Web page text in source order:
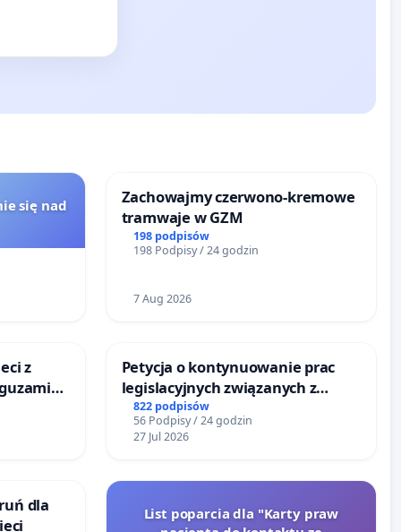
się nad
Zachowajmy czerwono-kremowe
tramwaje w GZM
198 podpisów
198 Podpisy / 24 godzin
7 Aug 2026
z
Petycja o kontynuowanie prac
legislacyjnych związanych z
reformą prawa rodzinnego
822 podpisów
56 Podpisy / 24 godzin
27 Jul 2026
dla
List poparcia dla "Karty praw